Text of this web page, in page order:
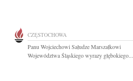
CZĘSTOCHOWA
Panu Wojciechowi Sałudze Marszałkowi
Województwa Śląskiego wyrazy głębokiego...